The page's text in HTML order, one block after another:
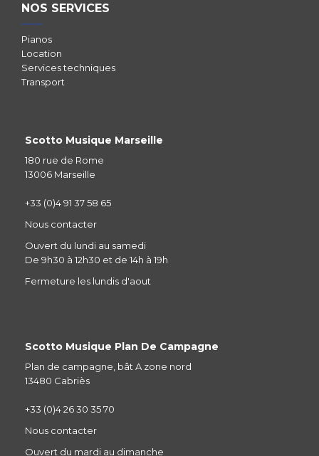
NOS SERVICES
Pianos
Location
Services techniques
Transport
Scotto Musique Marseille
180 rue de Rome
13006 Marseille
+33 (0)4 91 37 58 65
Nous contacter
Ouvert du lundi au samedi
De 9h30 à 12h30 et de 14h à 19h
Fermeture les lundis d'aout
Scotto Musique Plan De Campagne
Plan de campagne, bât A zone nord
13480 Cabriès
+33 (0)4 26 30 35 70
Nous contacter
Ouvert du mardi au dimanche